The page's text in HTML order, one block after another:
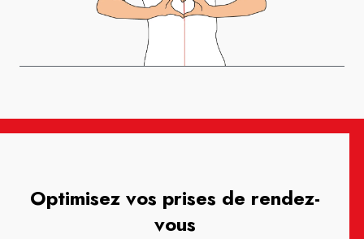
Optimisez vos prises de rendez-
vous